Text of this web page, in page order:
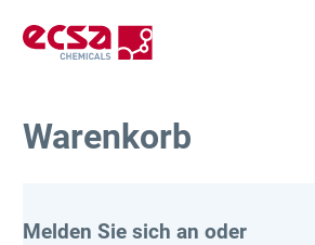
Warenkorb
Melden Sie sich an oder